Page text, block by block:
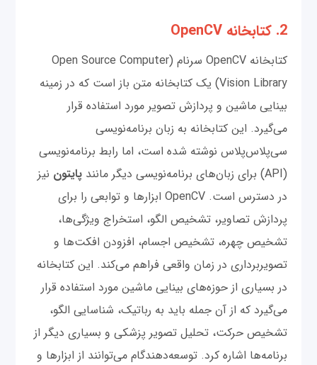
2. کتابخانه OpenCV
کتابخانه OpenCV سرنام (Open Source Computer
Vision Library) یک کتابخانه متن باز است که در زمینه
بینایی ماشین و پردازش تصویر مورد استفاده قرار
می‌گیرد. این کتابخانه به زبان برنامه‌نویسی
سی‌پلاس‌پلاس نوشته شده است، اما رابط برنامه‌نویسی
(API) برای زبان‌های برنامه‌نویسی دیگر مانند
پایتون نیز
در دسترس است. OpenCV ابزارها و توابعی را برای
پردازش تصاویر، تشخیص الگو، استخراج ویژگی‌ها،
تشخیص چهره، تشخیص اجسام، افزودن افکت‌ها و
تصویربرداری در زمان واقعی فراهم می‌کند. این کتابخانه
در بسیاری از حوزه‌های بینایی ماشین مورد استفاده قرار
می‌گیرد که از آن جمله باید به رباتیک، شناسایی الگو،
تشخیص حرکت، تحلیل تصویر پزشکی و بسیاری دیگر از
برنامه‌ها اشاره کرد. توسعه‌دهندگام می‌توانند از ابزارها و